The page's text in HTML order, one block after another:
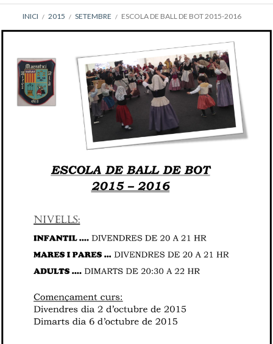
AJUDA
LA
NAVEGACIÓ
DEL
INICI 2015 SETEMBRE ESCOLA DE BALL DE BOT 2015-2016